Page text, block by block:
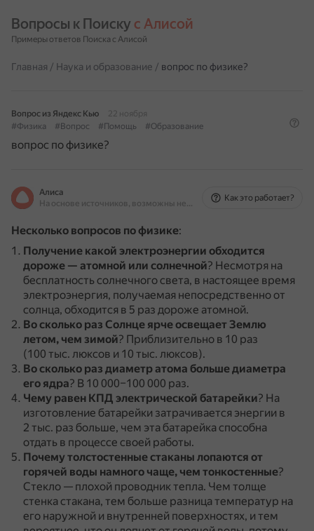
Вопросы к Поиску с Алисой
Примеры ответов Поиска с Алисой
Главная / Наука и образование / вопрос по физике?
Вопрос из Яндекс Кью
22 ноября
#Физика
#Вопрос #Помощь #Образование
вопрос по физике?
Алиса
На основе источников, возможны неточности
Как это работает?
Несколько вопросов по физике:
Получение какой электроэнергии обходится
дороже — атомной или солнечной? Несмотря на
бесплатность солнечного света, в настоящее время
электроэнергия, получаемая непосредственно от
солнца, обходится в 5 раз дороже атомной.
Во сколько раз Солнце ярче освещает Землю
летом, чем зимой? Приблизительно в 10 раз
(100 тыс. люксов и 10 тыс. люксов).
Во сколько раз диаметр атома больше диаметра
его ядра? В 10 000–100 000 раз.
Чему равен КПД электрической батарейки? На
изготовление батарейки затрачивается энергии в
2 тыс. раз больше, чем эта батарейка способна
отдать в процессе своей работы.
Почему толстостенные стаканы лопаются от
горячей воды намного чаще, чем тонкостенные?
Стекло — плохой проводник тепла. Чем толще
стенка стакана, тем больше разница температур на
его наружной и внутренней поверхностях, и тем